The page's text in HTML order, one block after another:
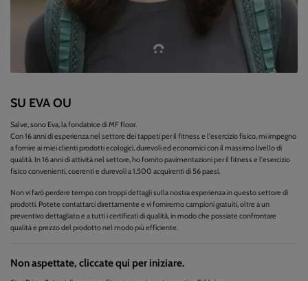
SU EVA OU
Salve, sono Eva, la fondatrice di MF floor.
Con 16 anni di esperienza nel settore dei tappeti per il fitness e l'esercizio fisico, mi impegno
a fornire ai miei clienti prodotti ecologici, durevoli ed economici con il massimo livello di
qualità. In 16 anni di attività nel settore, ho fornito pavimentazioni per il fitness e l'esercizio
fisico convenienti, coerenti e durevoli a 1.500 acquirenti di 56 paesi.
Non vi farò perdere tempo con troppi dettagli sulla nostra esperienza in questo settore di
prodotti. Potete contattarci direttamente e vi forniremo campioni gratuiti, oltre a un
preventivo dettagliato e a tutti i certificati di qualità, in modo che possiate confrontare
qualità e prezzo del prodotto nel modo più efficiente.
Non aspettate, cliccate qui per iniziare.